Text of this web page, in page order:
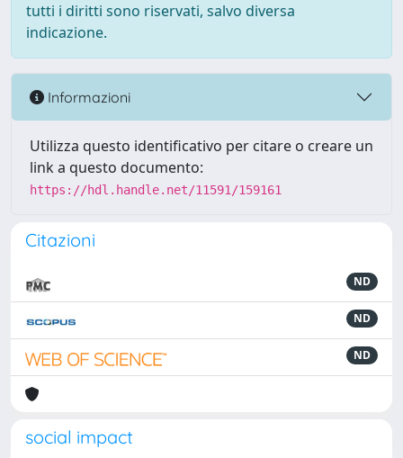
tutti i diritti sono riservati, salvo diversa
indicazione.
Informazioni
Utilizza questo identificativo per citare o creare un
link a questo documento:
https://hdl.handle.net/11591/159161
Citazioni
ND
ND
ND
social impact